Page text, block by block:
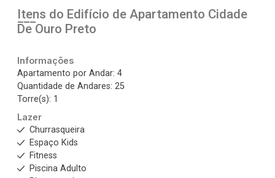
Itens do Edifício de Apartamento Cidade
De Ouro Preto
Informações
Apartamento por Andar: 4
Quantidade de Andares: 25
Torre(s): 1
Lazer
Churrasqueira
Espaço Kids
Fitness
Piscina Adulto